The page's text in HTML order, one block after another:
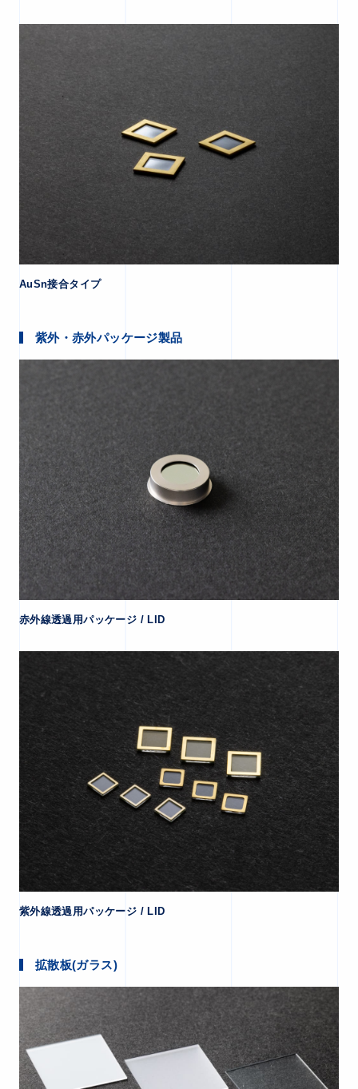
AuSn接合タイプ
紫外・赤外パッケージ製品
赤外線透過用パッケージ / LID
紫外線透過用パッケージ / LID
拡散板(ガラス)